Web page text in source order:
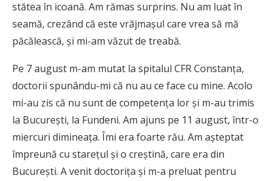
stătea în icoană. Am rămas surprins. Nu am luat în
seamă, crezând că este vrăjmaşul care vrea să mă
păcălească, şi mi-am văzut de treabă.
Pe 7 august m-am mutat la spitalul CFR Constanţa,
doctorii spunându-mi că nu au ce face cu mine. Acolo
mi-au zis că nu sunt de competenţa lor şi m-au trimis
la Bucureşti, la Fundeni. Am ajuns pe 11 august, într-o
miercuri dimineaţa. Îmi era foarte rău. Am aşteptat
împreună cu stareţul şi o creştină, care era din
Bucureşti. A venit doctoriţa şi m-a preluat pentru